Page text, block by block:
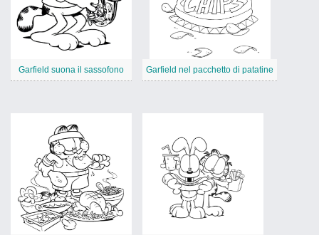
Garfield suona il sassofono Garfield nel pacchetto di patatine